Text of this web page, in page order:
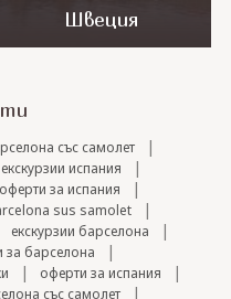
Швеция
със самолет |
екскурзии испания |
оферти за испания |
sus samolet |
екскурзии барселона |
за барселона |
| оферти за испания |
със самолет |